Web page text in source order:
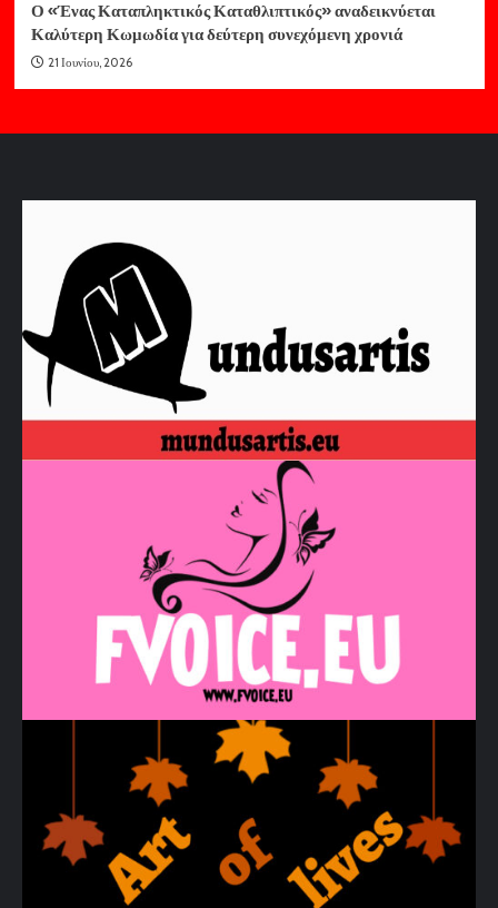
Ο «Ένας Καταπληκτικός Καταθλιπτικός» αναδεικνύεται
Καλύτερη Κωμωδία για δεύτερη συνεχόμενη χρονιά
21 Ιουνίου, 2026